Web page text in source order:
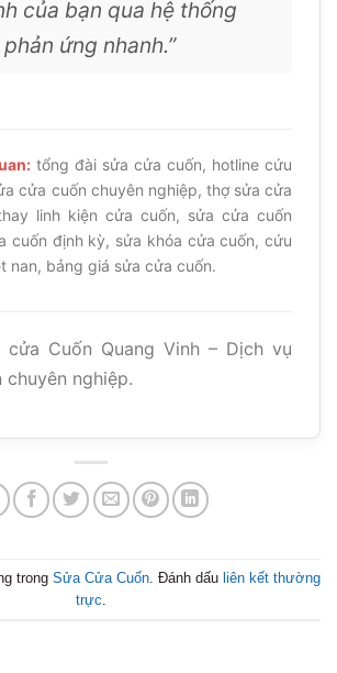
của bạn qua hệ thống
ứng nhanh.”
tổng đài sửa cửa cuốn, hotline cứu
cửa cuốn chuyên nghiệp, thợ sửa cửa
linh kiện cửa cuốn, sửa cửa cuốn
cuốn định kỳ, sửa khóa cửa cuốn, cứu
nan, bảng giá sửa cửa cuốn.
cửa Cuốn Quang Vinh – Dịch vụ
chuyên nghiệp.
trong Sửa Cửa Cuốn . Đánh dấu liên kết thường
trực